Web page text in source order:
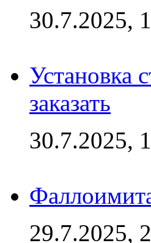
30.7.2025,
Установка
заказать
30.7.2025,
29.7.2025,